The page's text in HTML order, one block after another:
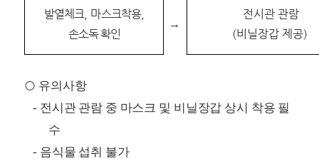
발열체크, 마스크착용,
손소독 확인
→
전시관 관람
(비닐장갑 제공)
○ 유의사항
- 전시관 관람 중 마스크 및 비닐장갑 상시 착용 필
수
- 음식물 섭취 불가